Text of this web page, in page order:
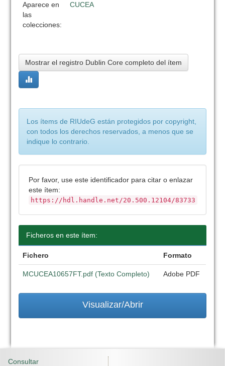
Aparece en
las
colecciones:
CUCEA
Mostrar el registro Dublin Core completo del ítem
Los ítems de RIUdeG están protegidos por copyright,
con todos los derechos reservados, a menos que se
indique lo contrario.
Por favor, use este identificador para citar o enlazar
este ítem:
https://hdl.handle.net/20.500.12104/83733
Ficheros en este ítem:
Fichero Formato
MCUCEA10657FT.pdf (Texto Completo) Adobe PDF
Visualizar/Abrir
Consultar